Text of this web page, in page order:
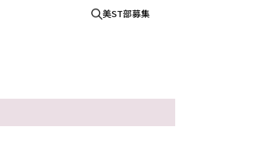
美ST部募集